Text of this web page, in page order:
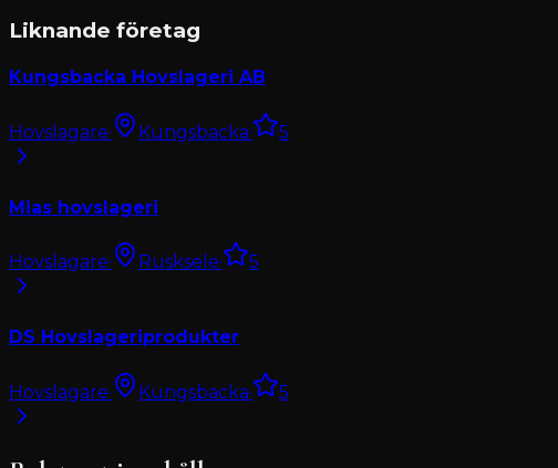
Liknande företag
Kungsbacka Hovslageri AB
Hovslagare· Kungsbacka· 5
Mias hovslageri
Hovslagare· Rusksele· 5
DS Hovslageriprodukter
Hovslagare· Kungsbacka· 5